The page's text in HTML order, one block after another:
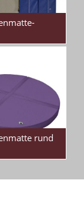
rund